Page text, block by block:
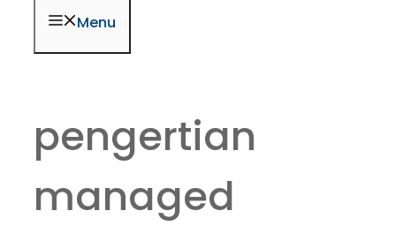
Menu
pengertian
managed